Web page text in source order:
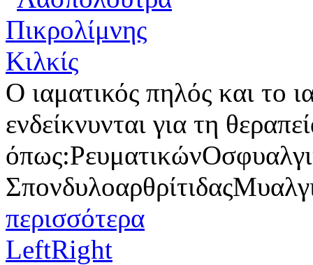
Ο ιαματικός πηλός και το
ενδείκνυνται για τη
περισσότερα
LeftRight